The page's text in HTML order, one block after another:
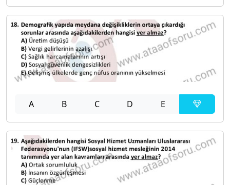
A B C D E